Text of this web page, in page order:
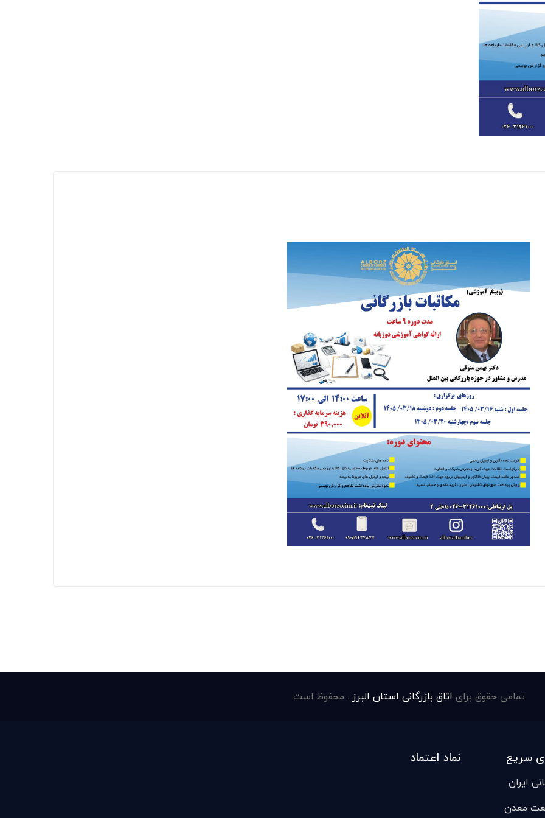
تمامی حقوق برای اتاق بازرگانی استان البرز . محفوظ است
سریع
ایران
معدن
نماد اعتماد